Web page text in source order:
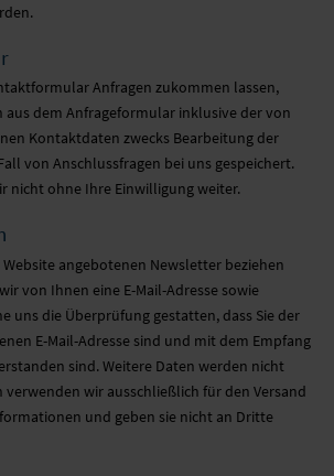
Anfragen zukommen lassen,
aus dem Anfrageformular inklusive der von
Kontaktdaten zwecks Bearbeitung der
von Anschlussfragen bei uns gespeichert.
nicht ohne Ihre Einwilligung weiter.
Website angebotenen Newsletter beziehen
von Ihnen eine E-Mail-Adresse sowie
uns die Überprüfung gestatten, dass Sie der
E-Mail-Adresse sind und mit dem Empfang
sind. Weitere Daten werden nicht
verwenden wir ausschließlich für den Versand
und geben sie nicht an Dritte